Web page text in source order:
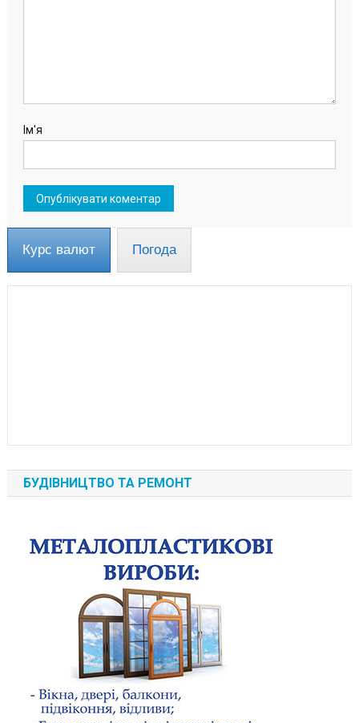
Ім'я
Курс валют Погода
БУДІВНИЦТВО ТА РЕМОНТ